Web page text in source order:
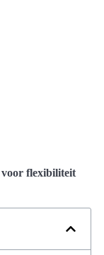
voor flexibiliteit